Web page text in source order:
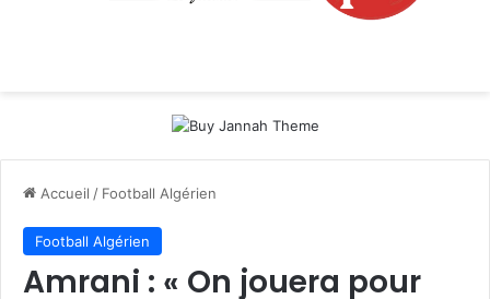
Accueil / Football Algérien
Football Algérien
Amrani : « On jouera pour